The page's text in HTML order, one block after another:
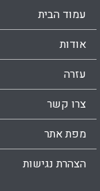
עמוד הבית
אודות
עזרה
צרו קשר
מפת אתר
הצהרת נגישות